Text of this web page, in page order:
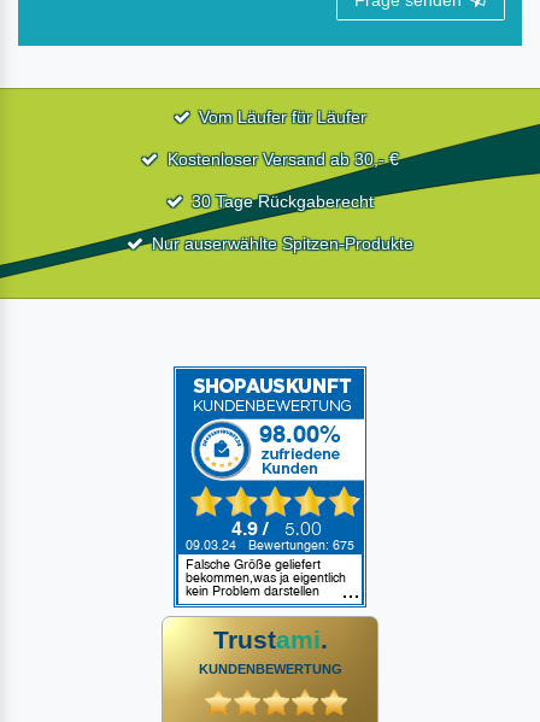
Vom Läufer für Läufer
Kostenloser Versand ab 30,- €
30 Tage Rückgaberecht
Nur auserwählte Spitzen-Produkte
Trustami.
KUNDENBEWERTUNG